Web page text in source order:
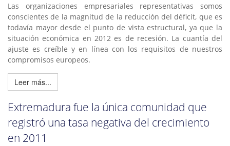
Las organizaciones empresariales representativas somos
conscientes de la magnitud de la reducción del déficit, que es
todavía mayor desde el punto de vista estructural, ya que la
situación económica en 2012 es de recesión. La cuantía del
ajuste es creíble y en línea con los requisitos de nuestros
compromisos europeos.
Leer más...
Extremadura fue la única comunidad que
registró una tasa negativa del crecimiento
en 2011